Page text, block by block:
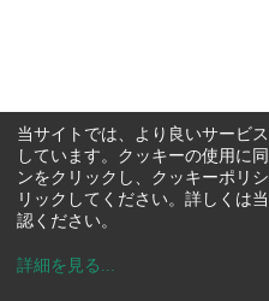
当サイトでは、より良いサービ
しています。クッキーの使用に
ンをクリックし、クッキーポリ
リックしてください。詳しくは
認ください。
詳細を見る ...